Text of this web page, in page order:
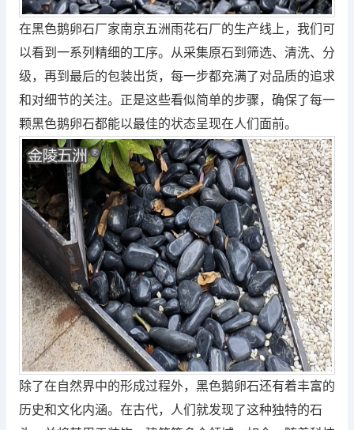
在黑色鹅卵石厂家南京五洲雨花石厂的生产线上，我们可
以看到一系列精细的工序。从采集原石到筛选、清洗、分
级，再到最后的包装出货，每一步都充满了对品质的追求
和对细节的关注。正是这些看似简单的步骤，确保了每一
颗黑色鹅卵石都能以最佳的状态呈现在人们面前。
除了在自然界中的形成过程外，黑色鹅卵石还有着丰富的
历史和文化内涵。在古代，人们就发现了这种独特的石